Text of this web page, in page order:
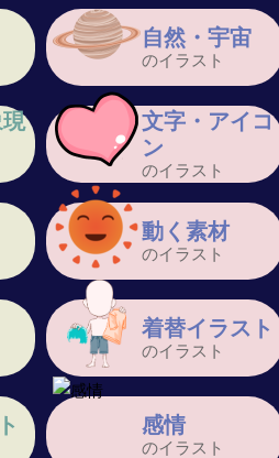
自然・宇宙
のイラスト
文字・アイコ
ン
のイラスト
動く素材
のイラスト
着替イラスト
のイラスト
感情
のイラスト